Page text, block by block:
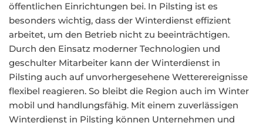
öffentlichen Einrichtungen bei. In Pilsting ist es
besonders wichtig, dass der Winterdienst effizient
arbeitet, um den Betrieb nicht zu beeinträchtigen.
Durch den Einsatz moderner Technologien und
geschulter Mitarbeiter kann der Winterdienst in
Pilsting auch auf unvorhergesehene Wetterereignisse
flexibel reagieren. So bleibt die Region auch im Winter
mobil und handlungsfähig. Mit einem zuverlässigen
Winterdienst in Pilsting können Unternehmen und